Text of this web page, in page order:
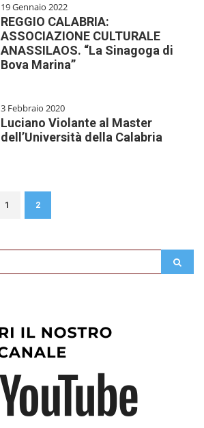
19 Gennaio 2022
REGGIO CALABRIA:
ASSOCIAZIONE CULTURALE
ANASSILAOS. “La Sinagoga di
Bova Marina”
3 Febbraio 2020
Luciano Violante al Master
dell’Università della Calabria
1 2